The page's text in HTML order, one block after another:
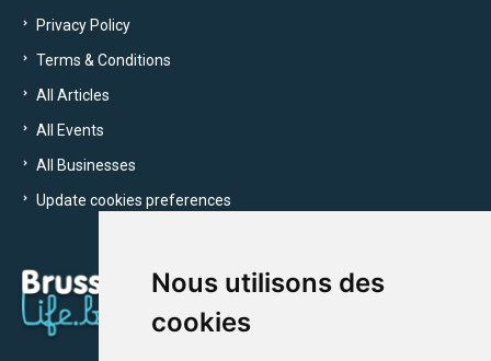
Nous utilisons des
cookies
Privacy Policy
Terms & Conditions
All Articles
All Events
All Businesses
Update cookies preferences